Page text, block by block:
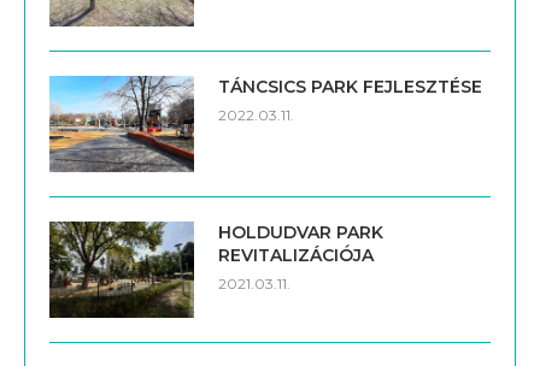
TÁNCSICS PARK FEJLESZTÉSE
2022.03.11.
HOLDUDVAR PARK
REVITALIZÁCIÓJA
2021.03.11.